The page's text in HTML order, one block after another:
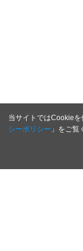
当サイトではCookie
シーポリシー 」をご覧